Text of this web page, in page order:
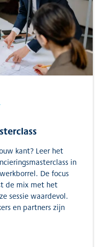
kant? Leer het
in
De focus
de mix met het
sessie waardevol.
en partners zijn